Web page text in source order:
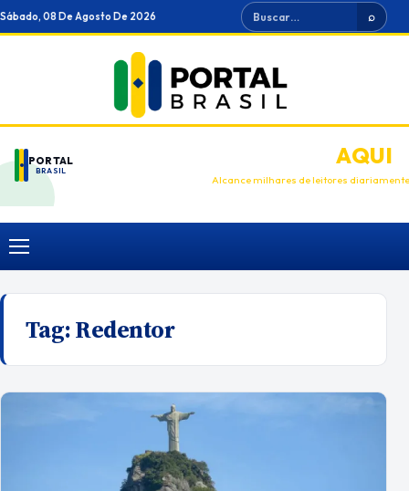
Ir
para
Sábado, 08 De Agosto De 2026 Buscar ⌕
PORTAL
BRASIL
ANUNCIEAQUI
Alcance milhares de leitores diariamente
Menu
Tag:Redentor